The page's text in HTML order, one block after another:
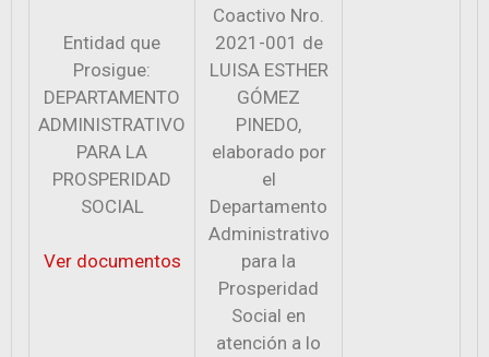
Entidad que
Prosigue:
DEPARTAMENTO
ADMINISTRATIVO
PARA LA
PROSPERIDAD
SOCIAL
Ver documentos
Coactivo Nro.
2021-001 de
LUISA ESTHER
GÓMEZ
PINEDO,
elaborado por
el
Departamento
Administrativo
para la
Prosperidad
Social en
atención a lo